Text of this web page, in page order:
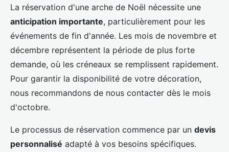
La réservation d'une arche de Noël nécessite une
anticipation importante, particulièrement pour les
événements de fin d'année. Les mois de novembre et
décembre représentent la période de plus forte
demande, où les créneaux se remplissent rapidement.
Pour garantir la disponibilité de votre décoration,
nous recommandons de nous contacter dès le mois
d'octobre.
Le processus de réservation commence par un devis
personnalisé adapté à vos besoins spécifiques.